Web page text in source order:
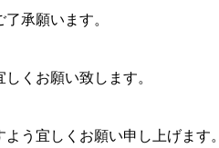
承願います。
くお願い致します。
う宜しくお願い申し上げます。